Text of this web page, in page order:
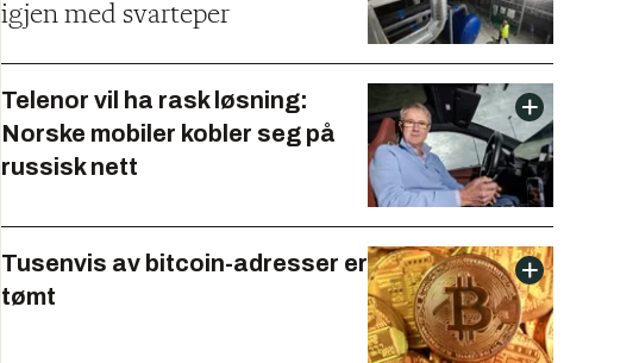
igjen med svarteper
Telenor vil ha rask løsning:
Norske mobiler kobler seg på
russisk nett
Tusenvis av bitcoin-adresser er
tømt